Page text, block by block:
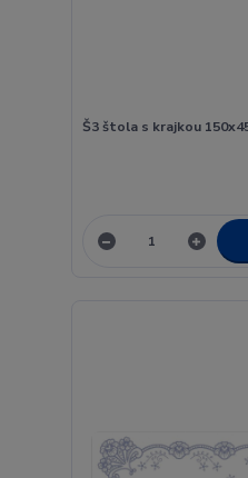
Š3 štola s krajkou